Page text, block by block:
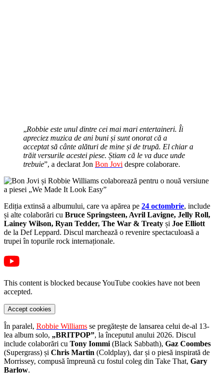
„Robbie este unul dintre cei mai mari entertaineri. Îi
apreciez muzica de ani buni și sunt onorat că a
acceptat să cânte alături de mine și de trupă. El chiar a
trăit versurile acestei piese. Știam că le va duce unde
trebuie”, a declarat Jon Bon Jovi despre colaborare.
Ediția extinsă a albumului, care va apărea pe 24 octombrie, include
și alte colaborări cu Bruce Springsteen, Avril Lavigne, Jelly Roll,
Lainey Wilson, Ryan Tedder, The War & Treaty și Joe Elliott
de la Def Leppard. Discul marchează o revenire spectaculoasă a
trupei în topurile rock internaționale.
This content is blocked because YouTube cookies have not been
accepted.
Accept cookies
În paralel, Robbie Williams se pregătește de lansarea celui de-al 13-
lea album solo, „BRITPOP”, la începutul anului 2026. Discul
include colaborări cu Tony Iommi (Black Sabbath), Gaz Coombes
(Supergrass) și Chris Martin (Coldplay), dar și o piesă inspirată de
Morrissey, compusă împreună cu fostul coleg din Take That, Gary
Barlow.